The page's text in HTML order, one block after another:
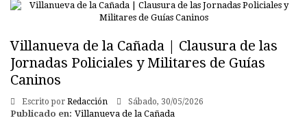
Villanueva de la Cañada | Clausura de las
Jornadas Policiales y Militares de Guías
Caninos
Escrito por Redacción Sábado, 30/05/2026
Publicado en: Villanueva de la Cañada